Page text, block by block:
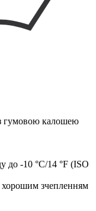
гумовою калошею
до -10 °C/14 °F (ISO
хорошим зчепленням